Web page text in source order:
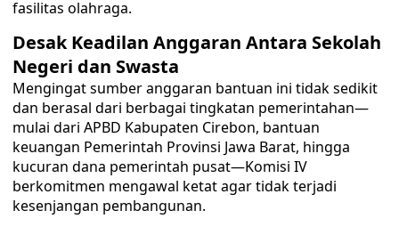
fasilitas olahraga.
Desak Keadilan Anggaran Antara Sekolah
Negeri dan Swasta
Mengingat sumber anggaran bantuan ini tidak sedikit
dan berasal dari berbagai tingkatan pemerintahan—
mulai dari APBD Kabupaten Cirebon, bantuan
keuangan Pemerintah Provinsi Jawa Barat, hingga
kucuran dana pemerintah pusat—Komisi IV
berkomitmen mengawal ketat agar tidak terjadi
kesenjangan pembangunan.